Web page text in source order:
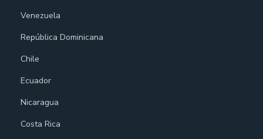
Venezuela
República Dominicana
Chile
Ecuador
Nicaragua
Costa Rica